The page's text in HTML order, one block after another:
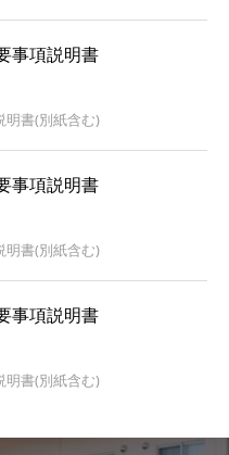
事項説明書
明書(別紙含む)
事項説明書
明書(別紙含む)
事項説明書
明書(別紙含む)